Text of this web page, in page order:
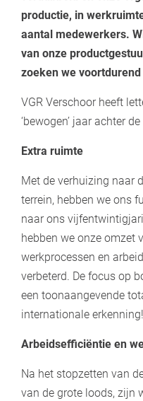
productie, in
aantal medewerkers.
van onze
zoeken we voortdurend
VGR Verschoor heeft
‘bewogen’ jaar achter
Extra ruimte
Met de verhuizing naar
terrein, hebben we ons
naar ons
hebben we onze omzet
werkprocessen en
verbeterd. De focus op
een toonaangevende
internationale erkenning!
Arbeidsefficiëntie en
Na het stopzetten van
van de grote loods, zijn